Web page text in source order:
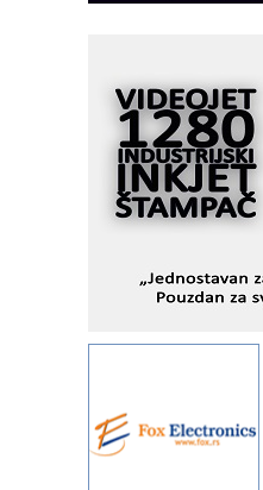
KIP KOP –
savremene
objekte
Alba d.o.o. – 35
metrologiji i
rešenjima
STAUFF –
sistema
YAMADA
pouzdanost u
Filtration Group
rešenja za
procesnim